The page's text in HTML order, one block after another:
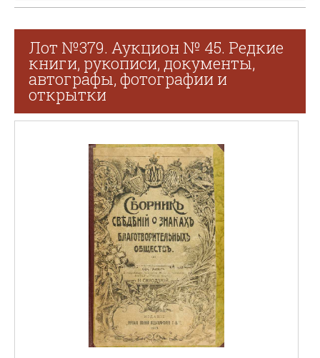
Лот №379. Аукцион № 45. Редкие
книги, рукописи, документы,
автографы, фотографии и
открытки